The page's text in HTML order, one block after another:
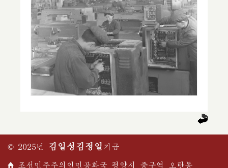
© 2025년 김일성 김정일 기금
조선민주주의인민공화국 평양시 중구역 오탄동